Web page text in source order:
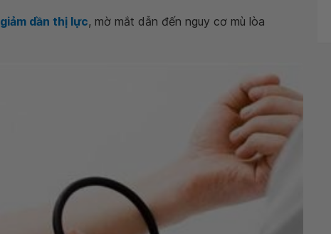
giảm dần thị lực, mờ mắt dẫn đến nguy cơ mù lòa